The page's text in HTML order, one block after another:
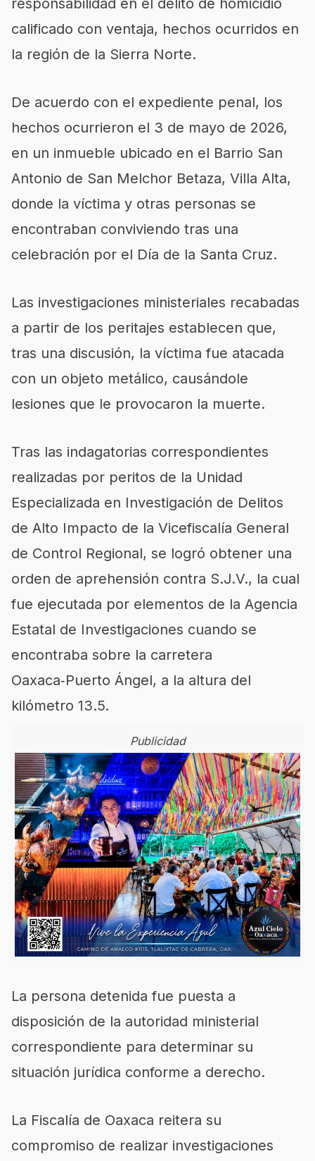
calificado con ventaja, hechos ocurridos en
la región de la Sierra Norte.
De acuerdo con el expediente penal, los
hechos ocurrieron el 3 de mayo de 2026,
en un inmueble ubicado en el Barrio San
Antonio de San Melchor Betaza, Villa Alta,
donde la víctima y otras personas se
encontraban conviviendo tras una
celebración por el Día de la Santa Cruz.
Las investigaciones ministeriales recabadas
a partir de los peritajes establecen que,
tras una discusión, la víctima fue atacada
con un objeto metálico, causándole
lesiones que le provocaron la muerte.
Tras las indagatorias correspondientes
realizadas por peritos de la Unidad
Especializada en Investigación de Delitos
de Alto Impacto de la Vicefiscalía General
de Control Regional, se logró obtener una
orden de aprehensión contra S.J.V., la cual
fue ejecutada por elementos de la Agencia
Estatal de Investigaciones cuando se
encontraba sobre la carretera
Oaxaca‑Puerto Ángel, a la altura del
kilómetro 13.5.
Publicidad
La persona detenida fue puesta a
disposición de la autoridad ministerial
correspondiente para determinar su
situación jurídica conforme a derecho.
La Fiscalía de Oaxaca reitera su
compromiso de realizar investigaciones